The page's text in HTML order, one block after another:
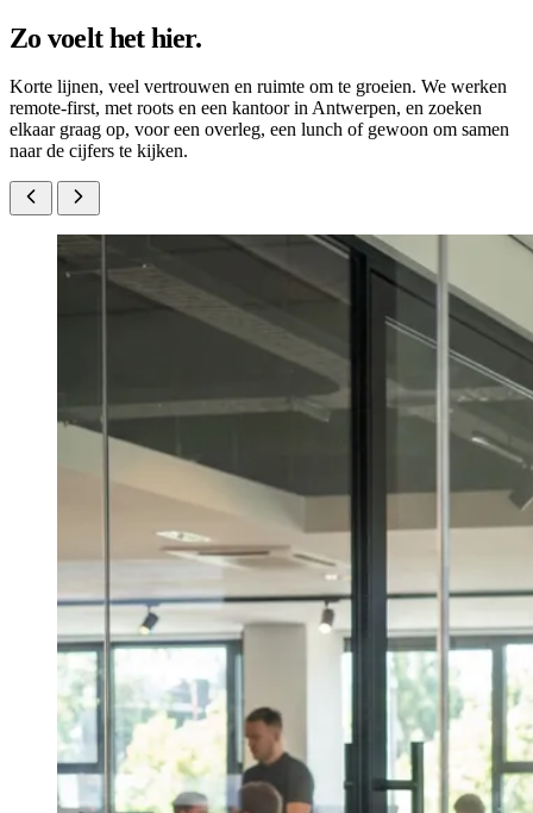
Zo voelt het hier.
Korte lijnen, veel vertrouwen en ruimte om te groeien. We werken
remote-first, met roots en een kantoor in Antwerpen, en zoeken
elkaar graag op, voor een overleg, een lunch of gewoon om samen
naar de cijfers te kijken.